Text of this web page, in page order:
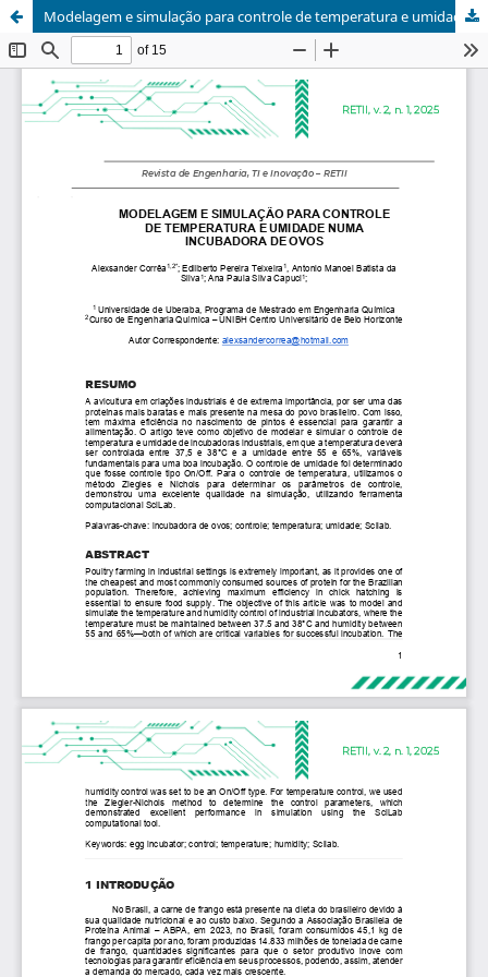
Modelagem e simulação para controle de temperatura e umidade numa incubadora de ovos